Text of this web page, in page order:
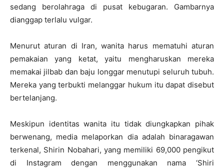
sedang berolahraga di pusat kebugaran. Gambarnya
dianggap terlalu vulgar.
Menurut aturan di Iran, wanita harus mematuhi aturan
pemakaian yang ketat, yaitu mengharuskan mereka
memakai jilbab dan baju longgar menutupi seluruh tubuh.
Mereka yang terbukti melanggar hukum itu dapat disebut
bertelanjang.
Meskipun identitas wanita itu tidak diungkapkan pihak
berwenang, media melaporkan dia adalah binaragawan
terkenal, Shirin Nobahari, yang memiliki 69,000 pengikut
di Instagram dengan menggunakan nama ‘Shiri